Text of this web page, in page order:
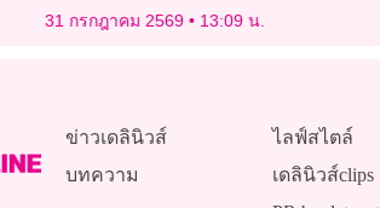
31 กรกฎาคม 2569 13:09 น.
ข่าวเดลินิวส์
บทความ
ไลฟ์สไตล์
เดลินิวส์clips